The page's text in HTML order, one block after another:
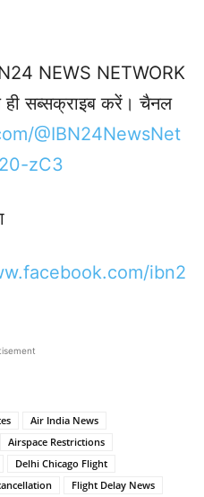
NEWS NETWORK
सब्सक्राइब करें। चैनल
@IBN24NewsNet
zC3
ibn2
Air India News
Airspace Restrictions
Delhi Chicago Flight
Flight Delay News